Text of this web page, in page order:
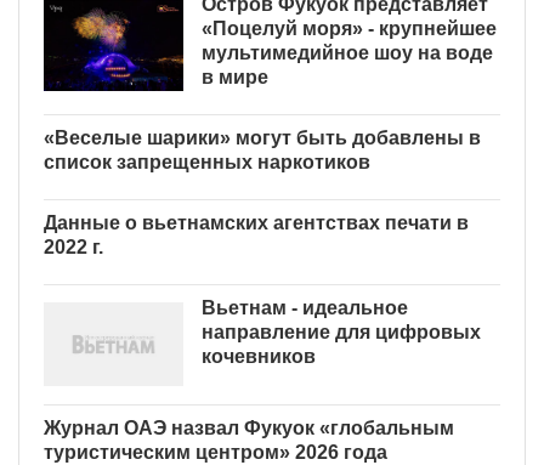
«Поцелуй моря» - крупнейшее
мультимедийное шоу на воде
в мире
«Веселые шарики» могут
быть добавлены в список
агентствах печати в 2022 г.